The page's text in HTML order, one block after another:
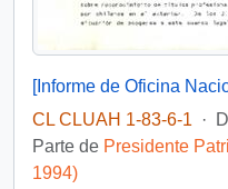
[Informe de Oficina
CL CLUAH 1-83-6-1
·
Parte de Presidente
1994)